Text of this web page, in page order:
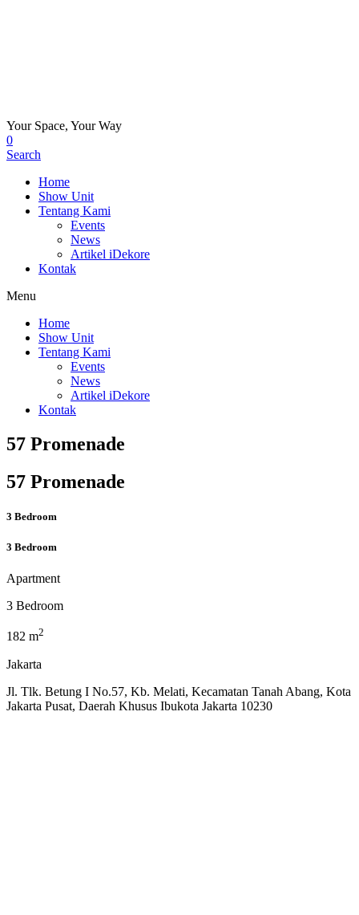
Your Space, Your Way
0
Search
Home
Show Unit
Tentang Kami
Events
News
Artikel iDekore
Kontak
Menu
Home
Show Unit
Tentang Kami
Events
News
Artikel iDekore
Kontak
57 Promenade
57 Promenade
3 Bedroom
3 Bedroom
Apartment
3 Bedroom
182 m2
Jakarta
Jl. Tlk. Betung I No.57, Kb. Melati, Kecamatan Tanah Abang, Kota
Jakarta Pusat, Daerah Khusus Ibukota Jakarta 10230